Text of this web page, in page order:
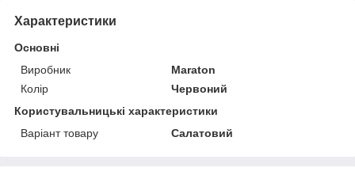
Характеристики
Основні
Виробник
Maraton
Колір
Червоний
Користувальницькі характеристики
Варіант товару
Салатовий